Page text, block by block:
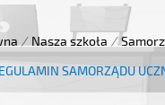
/ Nasza szkoła /
SAMORZĄDU